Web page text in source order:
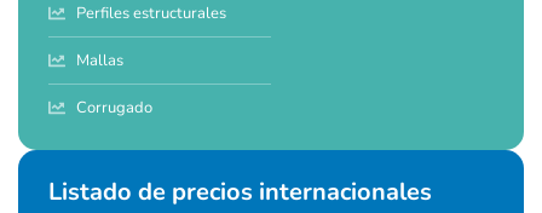
Perfiles estructurales
Mallas
Corrugado
Listado de precios internacionales